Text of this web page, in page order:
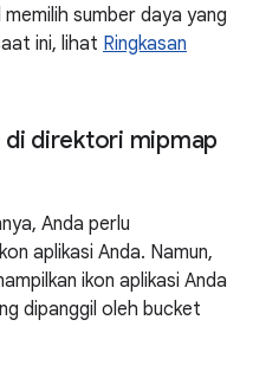
sumber daya yang
ini, lihat Ringkasan
di direktori mipmap
Anda perlu
aplikasi Anda. Namun,
ikon aplikasi Anda
dipanggil oleh bucket